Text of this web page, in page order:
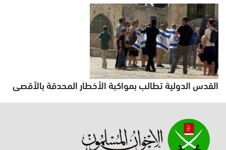
القدس الدولية تطالب بمواكبة الأخطار المحدقة بالأقصى